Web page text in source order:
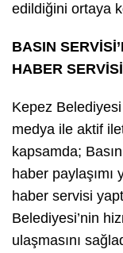
edildiğini ortaya
BASIN
HABER SERVİSİ
Kepez Belediyesi
medya ile aktif
kapsamda;
haber paylaşımı
haber servisi
Belediyesi’nin
ulaşmasını